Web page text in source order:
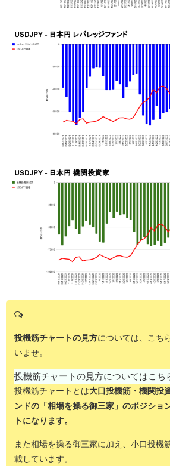
投機筋チャートの見方については、こち
いませ。
投機筋チャートの見方についてはこち
投機筋チャートとは大口投機筋・機関投
ンドの「相場を操る御三家」のポジショ
トになります。
また相場を操る御三家に加え、小口投機
載しています。